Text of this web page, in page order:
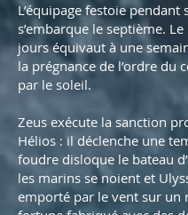
L’équipage festoie pendant
s’embarque le septième.
jours équivaut à une
la prégnance de l’ordre du
par le soleil.
Zeus exécute la sanction
Hélios : il déclenche une
foudre disloque le bateau
les marins se noient et
emporté par le vent sur un